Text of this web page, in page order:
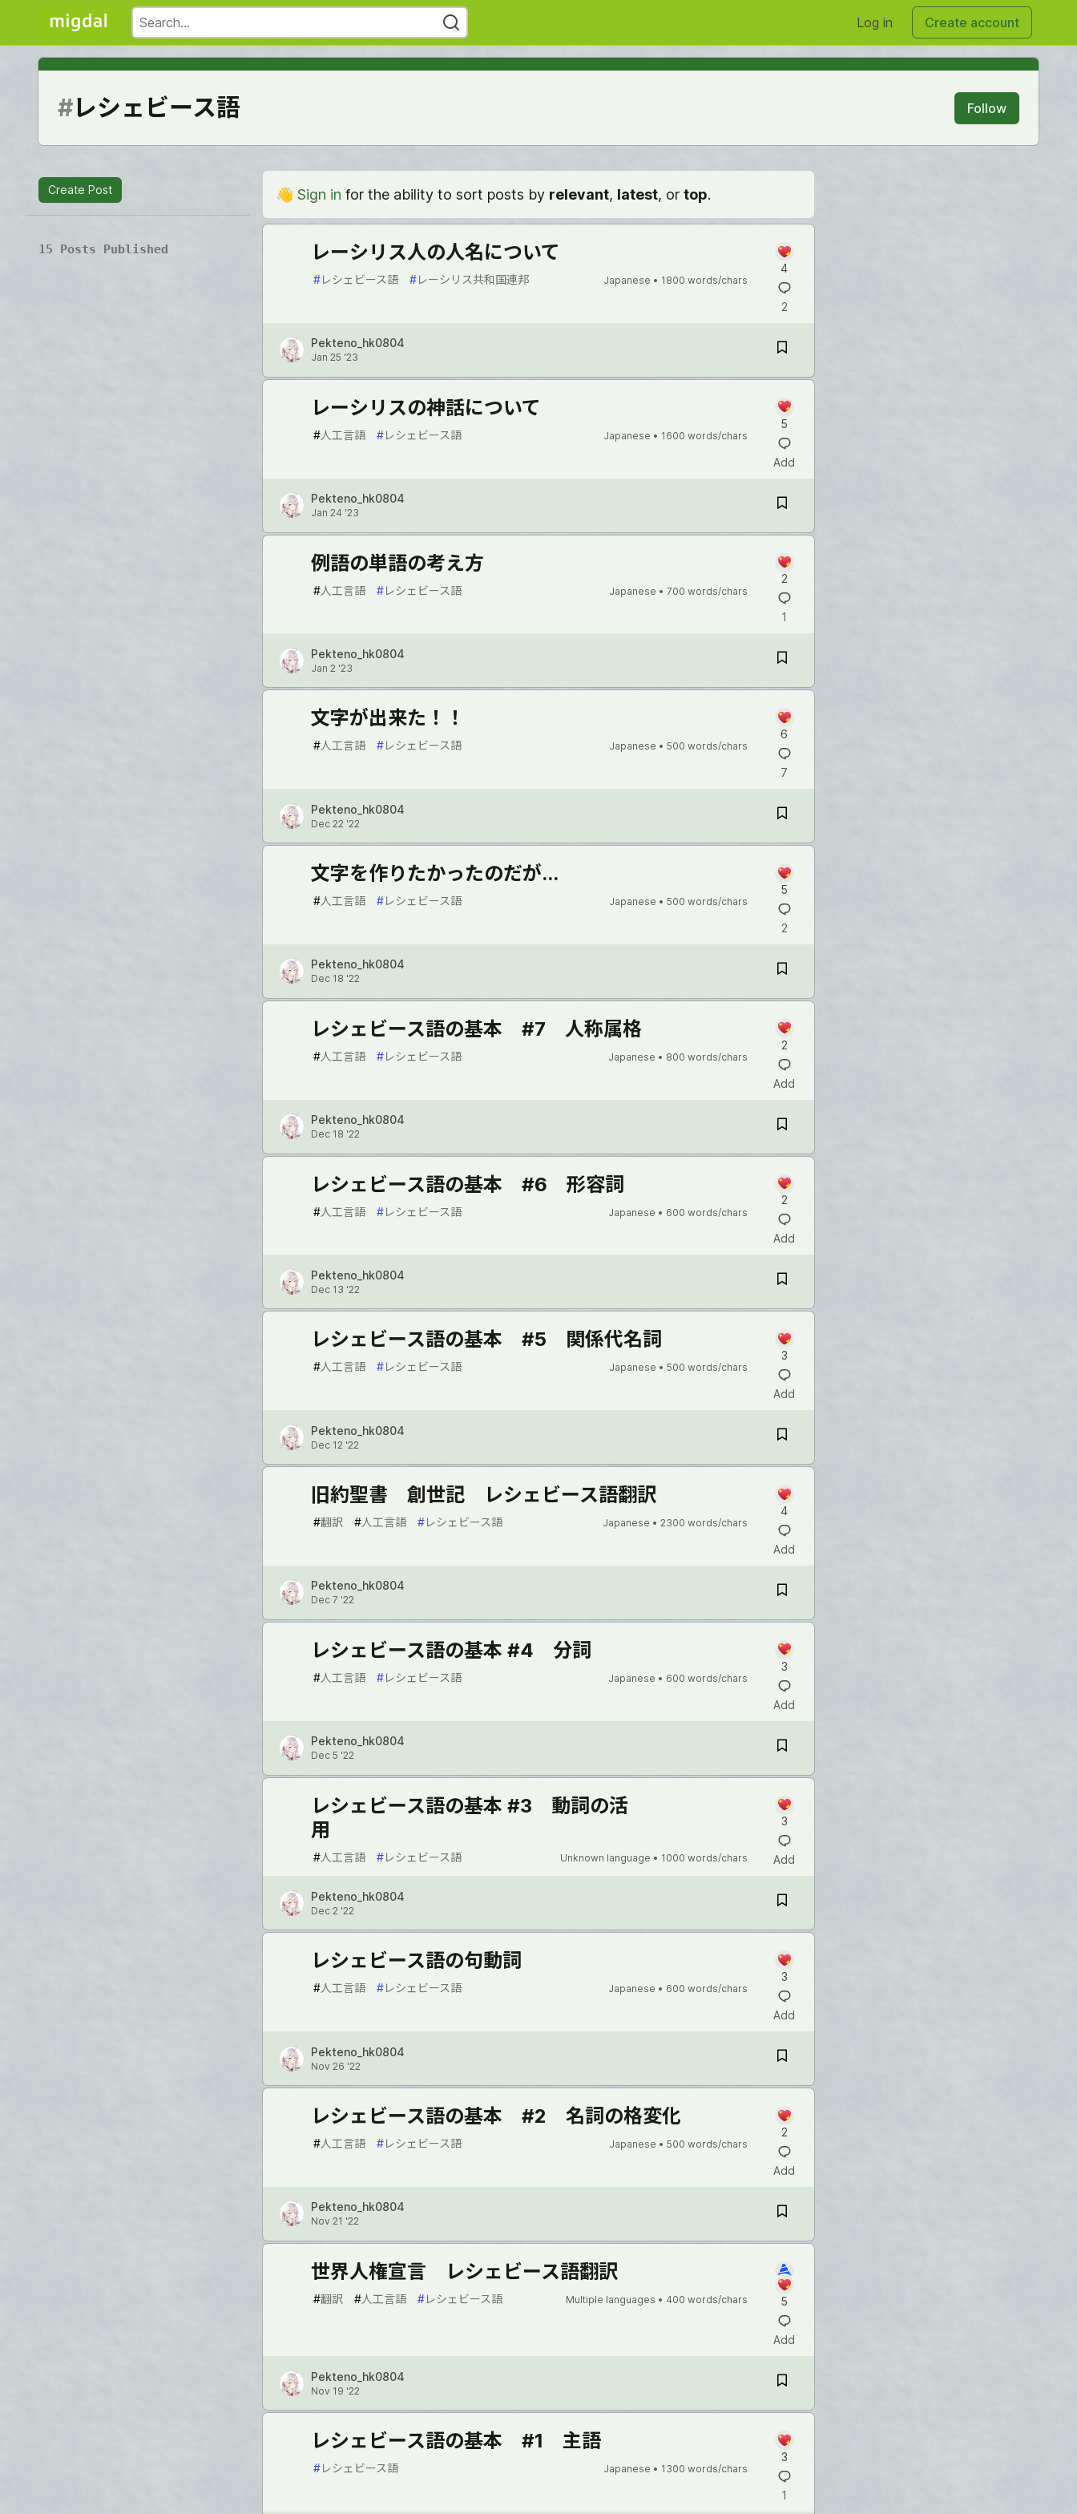
Log in Create account
#レシェビース語 Follow
Create Post
15 Posts Published
👋 Sign in for the ability to sort posts by relevant, latest, or top.
レーシリス人の人名について
#レシェビース語 #レーシリス共和国連邦 Japanese • 1800 words/chars
4
2
Pekteno_hk0804
Jan 25 '23
レーシリスの神話について
#人工言語 #レシェビース語 Japanese • 1600 words/chars
5
Add
Pekteno_hk0804
Jan 24 '23
例語の単語の考え方
#人工言語 #レシェビース語 Japanese • 700 words/chars
2
1
Pekteno_hk0804
Jan 2 '23
文字が出来た！！
#人工言語 #レシェビース語 Japanese • 500 words/chars
6
7
Pekteno_hk0804
Dec 22 '22
文字を作りたかったのだが...
#人工言語 #レシェビース語 Japanese • 500 words/chars
5
2
Pekteno_hk0804
Dec 18 '22
レシェビース語の基本 #7 人称属格
#人工言語 #レシェビース語 Japanese • 800 words/chars
2
Add
Pekteno_hk0804
Dec 18 '22
レシェビース語の基本 #6 形容詞
#人工言語 #レシェビース語 Japanese • 600 words/chars
2
Add
Pekteno_hk0804
Dec 13 '22
レシェビース語の基本 #5 関係代名詞
#人工言語 #レシェビース語 Japanese • 500 words/chars
3
Add
Pekteno_hk0804
Dec 12 '22
旧約聖書 創世記 レシェビース語翻訳
#翻訳 #人工言語 #レシェビース語 Japanese • 2300 words/chars
4
Add
Pekteno_hk0804
Dec 7 '22
レシェビース語の基本 #4 分詞
#人工言語 #レシェビース語 Japanese • 600 words/chars
3
Add
Pekteno_hk0804
Dec 5 '22
レシェビース語の基本 #3 動詞の活
用
#人工言語 #レシェビース語 Unknown language • 1000 words/chars
3
Add
Pekteno_hk0804
Dec 2 '22
レシェビース語の句動詞
#人工言語 #レシェビース語 Japanese • 600 words/chars
3
Add
Pekteno_hk0804
Nov 26 '22
レシェビース語の基本 #2 名詞の格変化
#人工言語 #レシェビース語 Japanese • 500 words/chars
2
Add
Pekteno_hk0804
Nov 21 '22
世界人権宣言 レシェビース語翻訳
#翻訳 #人工言語 #レシェビース語 Multiple languages • 400 words/chars 5
Add
Pekteno_hk0804
Nov 19 '22
レシェビース語の基本 #1 主語
#レシェビース語 Japanese • 1300 words/chars
3
1